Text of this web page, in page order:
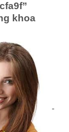
khoa
-